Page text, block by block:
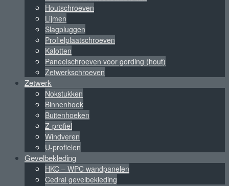
Houtschroeven
Lijmen
Slagpluggen
Profielplaatschroeven
Kalotten
Paneelschroeven voor gording (hout)
Zetwerkschroeven
Zetwerk
Nokstukken
Binnenhoek
Buitenhoeken
Z-profiel
Windveren
U-profielen
Gevelbekleding
HKC – WPC wandpanelen
Cedral gevelbekleding